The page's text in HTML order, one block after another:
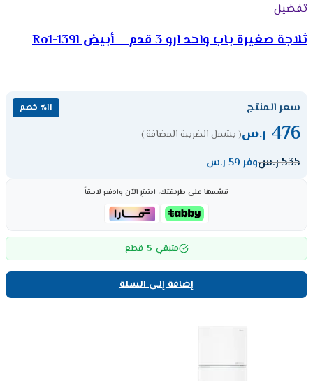
تفضيل
ثلاجة صغيرة باب واحد ارو 3 قدم – أبيض Ro1-139l
سعر المنتج ٪11 خصم
476 ر.س( يشمل الضريبة المضافة )
535ر.سوفر 59 ر.س
قسّمها على طريقتك، اشترِ الآن وادفع لاحقاً
متبقي 5 قطع
إضافة إلى السلة